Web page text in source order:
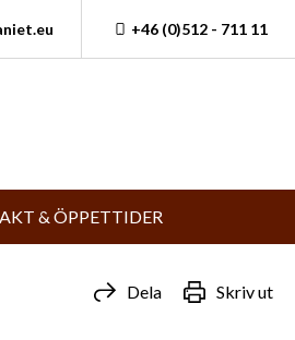
+46 (0)512 - 711 11
& ÖPPETTIDER
Dela Skriv ut